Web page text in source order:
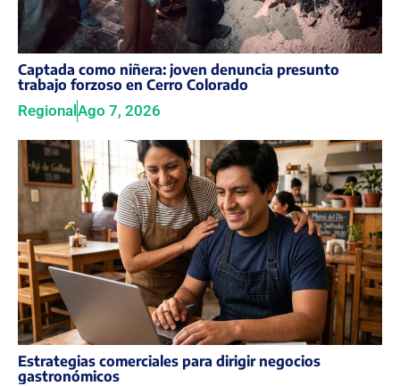
Captada como niñera: joven denuncia presunto
trabajo forzoso en Cerro Colorado
Regional Ago 7, 2026
Estrategias comerciales para dirigir negocios
gastronómicos